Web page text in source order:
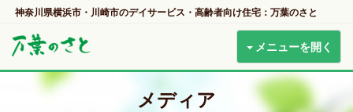
神奈川県横浜市・川崎市のデイサービス・高齢者向け住宅：万葉のさと
メニューを開く
メディア